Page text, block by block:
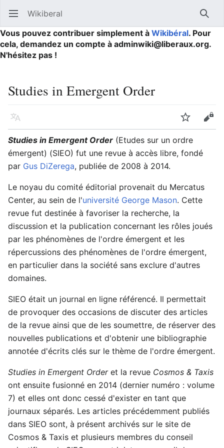
Ouvrir le menu principal Wikiberal
Vous pouvez contribuer simplement à Wikibéral. Pour
cela, demandez un compte à adminwiki@liberaux.org.
N'hésitez pas !
Studies in Emergent Order
Langue Suivre
Studies in Emergent Order (Etudes sur un ordre
émergent) (SIEO) fut une revue à accès libre, fondé
par Gus DiZerega, publiée de 2008 à 2014.
Le noyau du comité éditorial provenait du Mercatus
Center, au sein de l'université George Mason. Cette
revue fut destinée à favoriser la recherche, la
discussion et la publication concernant les rôles joués
par les phénomènes de l'ordre émergent et les
répercussions des phénomènes de l'ordre émergent,
en particulier dans la société sans exclure d'autres
domaines.
SIEO était un journal en ligne référencé. Il permettait
de provoquer des occasions de discuter des articles
de la revue ainsi que de les soumettre, de réserver des
nouvelles publications et d'obtenir une bibliographie
annotée d'écrits clés sur le thème de l'ordre émergent.
Studies in Emergent Orderet la revue Cosmos & Taxis
ont ensuite fusionné en 2014 (dernier numéro : volume
7) et elles ont donc cessé d'exister en tant que
journaux séparés. Les articles précédemment publiés
dans SIEO sont, à présent archivés sur le site de
Cosmos & Taxis et plusieurs membres du conseil